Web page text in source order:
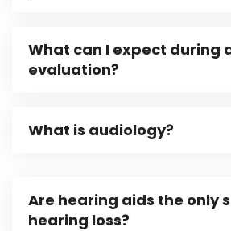
What can I expect during
evaluation?
What is audiology?
Are hearing aids the only
hearing loss?